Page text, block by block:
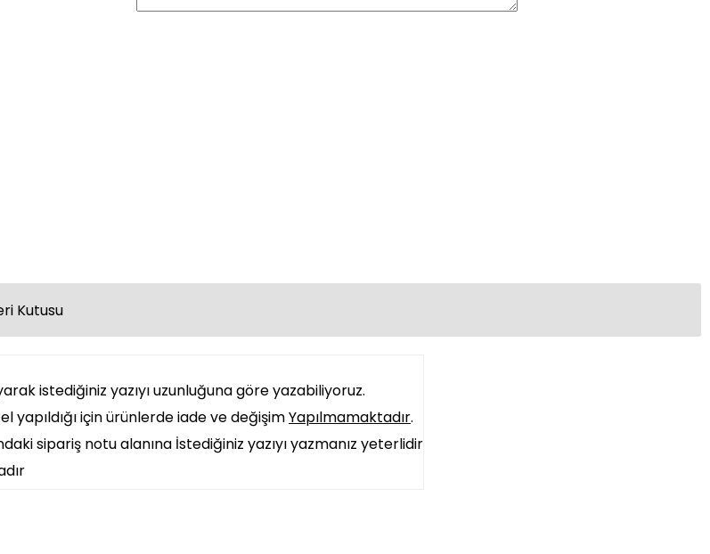
Kutusu
istediğiniz yazıyı uzunluğuna göre yazabiliyoruz.
için ürünlerde iade ve değişimYapılmamaktadır.
sipariş notu alanına İstediğiniz yazıyı yazmanız yeterlidir